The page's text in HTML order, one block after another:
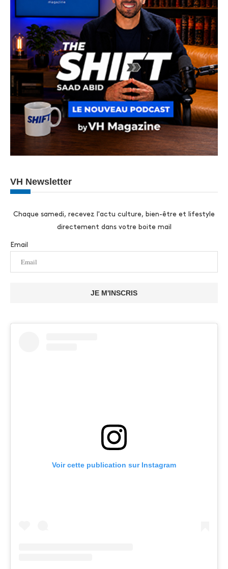
VH Newsletter
Chaque samedi, recevez l'actu culture, bien-être et lifestyle
directement dans votre boite mail
Email
JE M'INSCRIS
Voir cette publication sur Instagram